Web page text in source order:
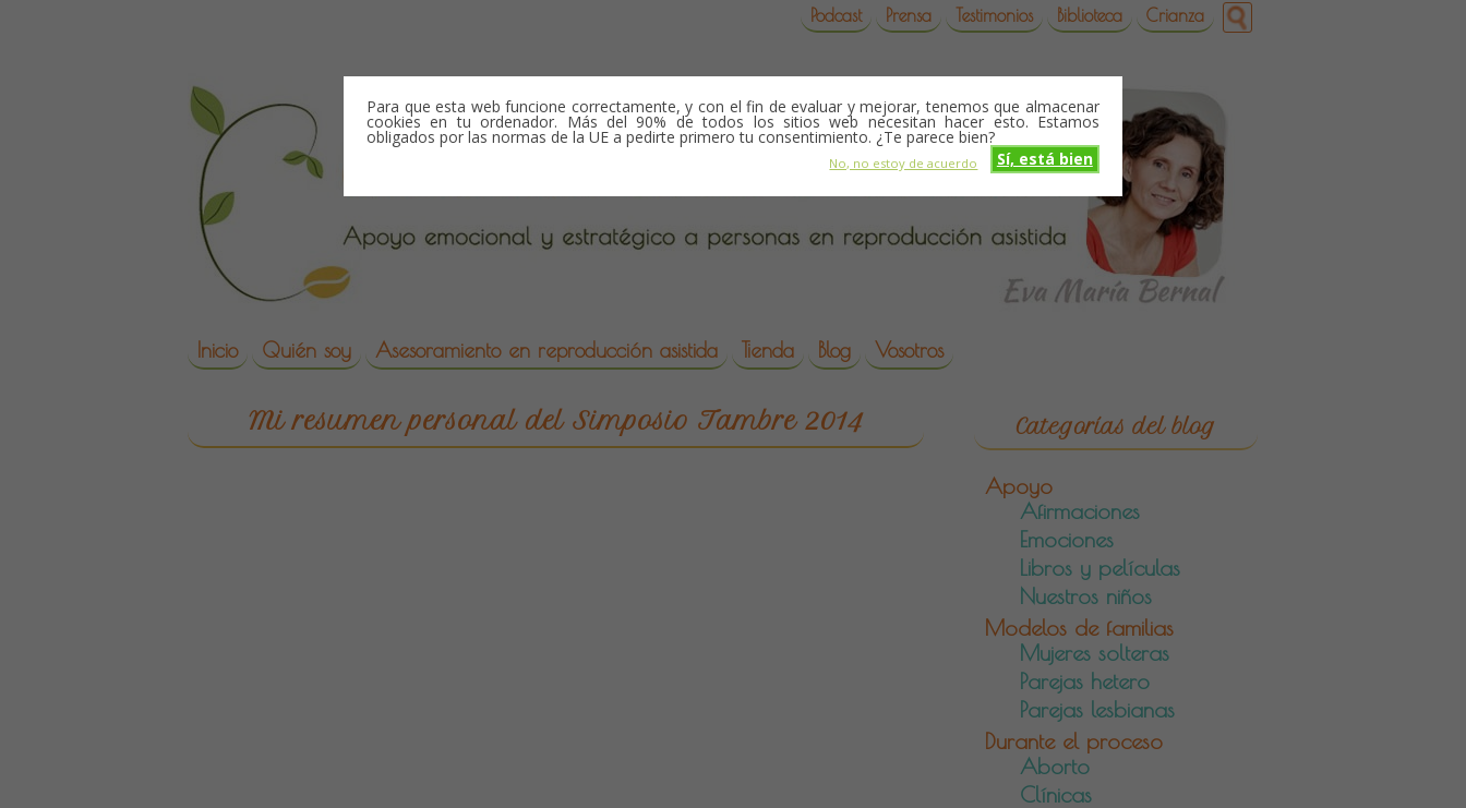
Para que esta web funcione correctamente, y con el fin de evaluar y mejorar, tenemos que almacenar
cookies en tu ordenador. Más del 90% de todos los sitios web necesitan hacer esto. Estamos
obligados por las normas de la UE a pedirte primero tu consentimiento. ¿Te parece bien?
Sí, está bien
No, no estoy de acuerdo
Podcast Prensa Testimonios Biblioteca Crianza
reproduccion asistida
Skip to content
Inicio Quién soy Asesoramiento en reproducción asistida Tienda Blog Vosotros
Mi resumen personal del Simposio Tambre 2014 Categorías del blog
Apoyo
Afirmaciones
Emociones
Libros y películas
Nuestros niños
Modelos de familias
Mujeres solteras
Parejas hetero
Parejas lesbianas
Durante el proceso
Aborto
Clínicas